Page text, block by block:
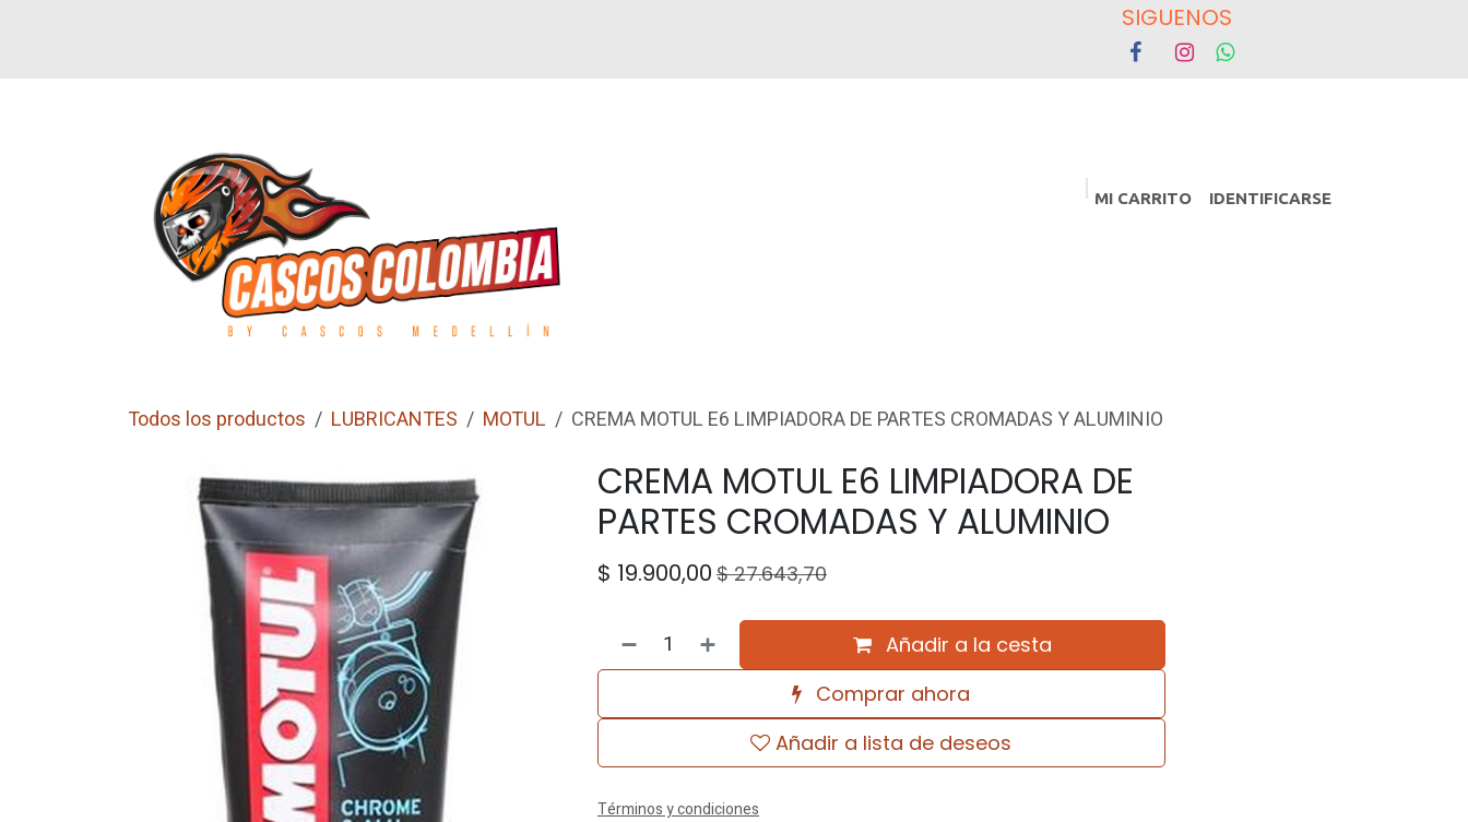
SIGUENOS
MI CARRITO IDENTIFICARSE
CALZADO GUANTES REPUESTOS
Todos los productos LUBRICANTES MOTUL CREMA MOTUL E6 LIMPIADORA DE PARTES CROMADAS Y ALUMINIO
CREMA MOTUL E6 LIMPIADORA DE
PARTES CROMADAS Y ALUMINIO
$ 19.900,00 $27.643,70
Añadir a la cesta
Comprar ahora
Añadir a lista de deseos
Términos y condiciones